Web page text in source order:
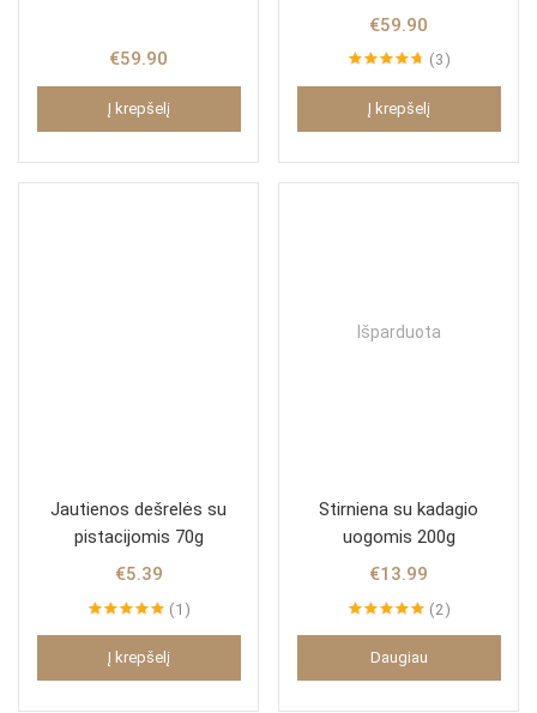
€59.90
Į krepšelį
€59.90
3
Į krepšelį
Jautienos dešrelės su
pistacijomis 70g
€5.39
1
Į krepšelį
Išparduota
Stirniena su kadagio
uogomis 200g
€13.99
2
Daugiau